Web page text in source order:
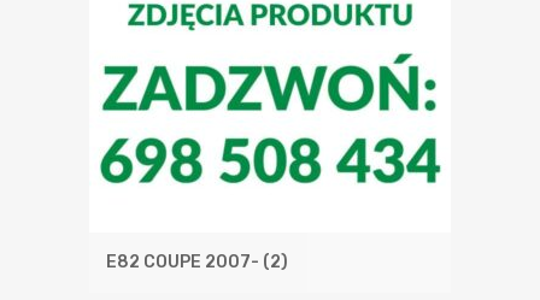
E82 COUPE 2007- (2)